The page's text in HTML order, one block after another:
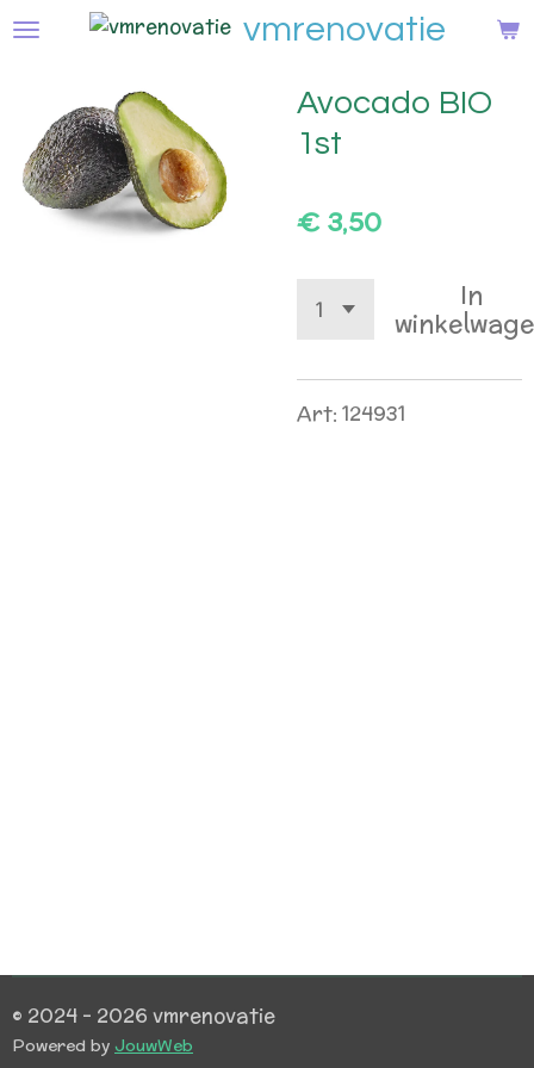
Ga
hoofdinhoud
vmrenovatie
Avocado BIO
1st
€ 3,50
In
Art: 124931
© 2024 - 2026 vmrenovatie
Powered by JouwWeb